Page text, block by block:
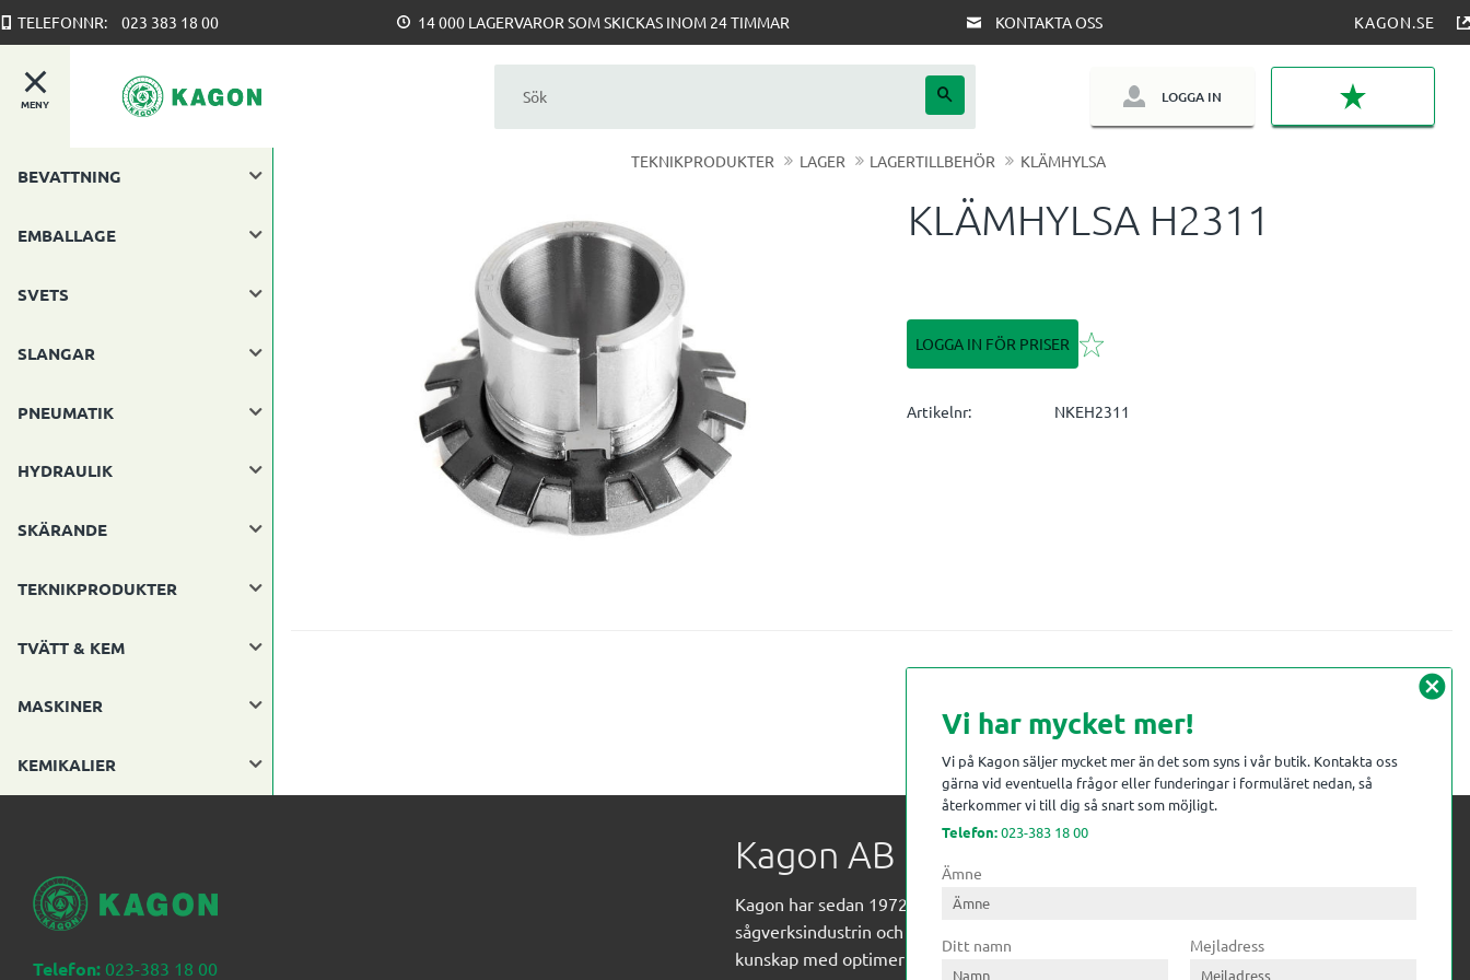
TELEFONNR: 023 383 18 00 14 000 LAGERVAROR SOM SKICKAS INOM 24 TIMMAR KONTAKTA OSS KAGON.SE
MENY LOGGA IN
TEKNIKPRODUKTER LAGER LAGERTILLBEHÖR KLÄMHYLSA
KLÄMHYLSA H2311
LOGGA IN FÖR PRISER Lägg till i favoriter
Artikelnr NKEH2311
BEVATTNING
EMBALLAGE
SVETS
SLANGAR
PNEUMATIK
HYDRAULIK
SKÄRANDE
TEKNIKPRODUKTER
TVÄTT & KEM
MASKINER
KEMIKALIER
Telefon: 023-383 18 00
Kagon AB
Kagon har sedan 1972 levererat kompetens till
sågverksindustrin och övrig industri. Till träindustrin tillför vi
kunskap med optimeringslösningar från timmerplanen hela
cancel
Vi har mycket mer!
Vi på Kagon säljer mycket mer än det som syns i vår butik. Kontakta oss
gärna vid eventuella frågor eller funderingar i formuläret nedan, så
återkommer vi till dig så snart som möjligt.
Telefon:023-383 18 00
Ämne
Ditt namn Mejladress